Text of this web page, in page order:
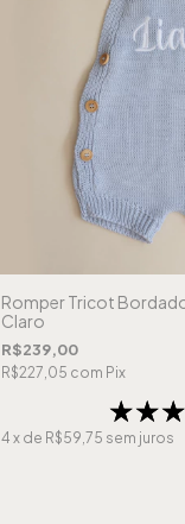
Romper Tricot
Claro
R$239,00
R$227,05 com Pix
4 x de R$59,75 sem juros